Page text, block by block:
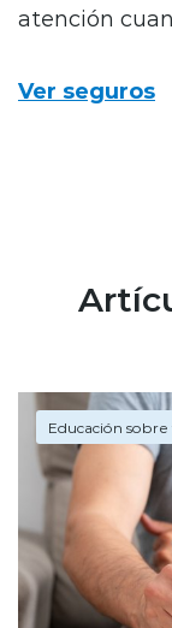
atención
Ver seguros
Educación